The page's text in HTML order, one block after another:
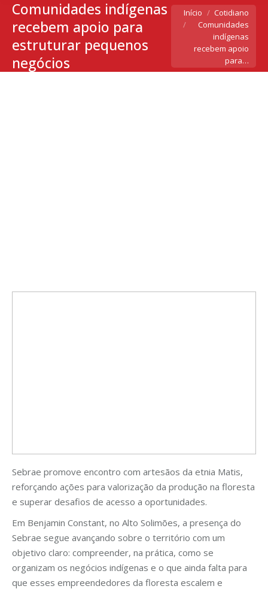
Comunidades indígenas
recebem apoio para
estruturar pequenos
negócios
Você está aqui:
Início
Cotidiano
Comunidades
indígenas
recebem apoio
para…
Sebrae promove encontro com artesãos da etnia Matis,
reforçando ações para valorização da produção na floresta
e superar desafios de acesso a oportunidades.
Em Benjamin Constant, no Alto Solimões, a presença do
Sebrae segue avançando sobre o território com um
objetivo claro: compreender, na prática, como se
organizam os negócios indígenas e o que ainda falta para
que esses empreendedores da floresta escalem e